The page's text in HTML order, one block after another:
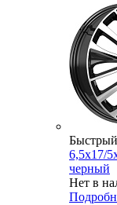
6,5x17/
черный
Нет в